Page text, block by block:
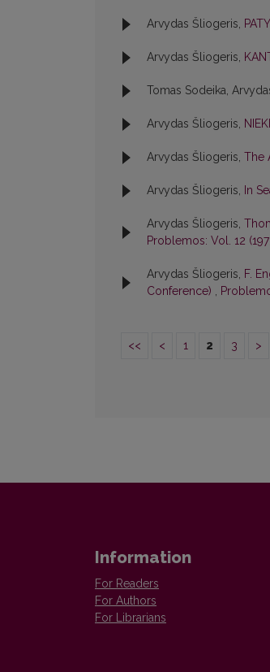
Arvydas Šliogeris,
Arvydas Šliogeris,
Tomas Sodeika,
Arvydas Šliogeris,
Arvydas Šliogeris, The
Arvydas Šliogeris, In
Arvydas Šliogeris,
Problemos: Vol. 12
Arvydas Šliogeris, F.
Conference) ,
<< < 1 2 3 >
Information
For Readers
For Authors
For Librarians